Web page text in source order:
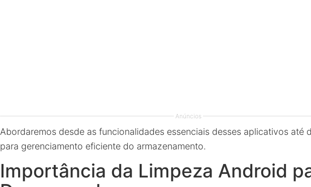
Anúncios
Abordaremos desde as funcionalidades essenciais desses aplicativos até
para gerenciamento eficiente do armazenamento.
Importância da Limpeza Android